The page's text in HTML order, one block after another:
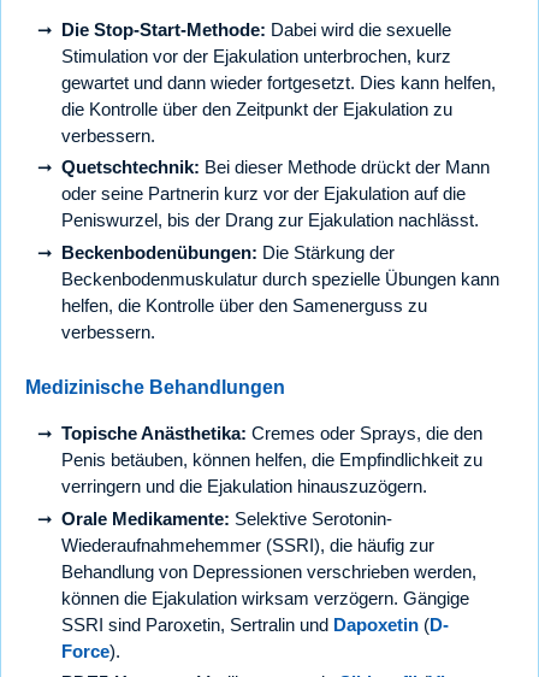
Die Stop-Start-Methode: Dabei wird die sexuelle
Stimulation vor der Ejakulation unterbrochen, kurz
gewartet und dann wieder fortgesetzt. Dies kann helfen,
die Kontrolle über den Zeitpunkt der Ejakulation zu
verbessern.
Quetschtechnik: Bei dieser Methode drückt der Mann
oder seine Partnerin kurz vor der Ejakulation auf die
Peniswurzel, bis der Drang zur Ejakulation nachlässt.
Beckenbodenübungen: Die Stärkung der
Beckenbodenmuskulatur durch spezielle Übungen kann
helfen, die Kontrolle über den Samenerguss zu
verbessern.
Medizinische Behandlungen
Topische Anästhetika: Cremes oder Sprays, die den
Penis betäuben, können helfen, die Empfindlichkeit zu
verringern und die Ejakulation hinauszuzögern.
Orale Medikamente: Selektive Serotonin-
Wiederaufnahmehemmer (SSRI), die häufig zur
Behandlung von Depressionen verschrieben werden,
können die Ejakulation wirksam verzögern. Gängige
SSRI sind Paroxetin, Sertralin und Dapoxetin (D-
Force).